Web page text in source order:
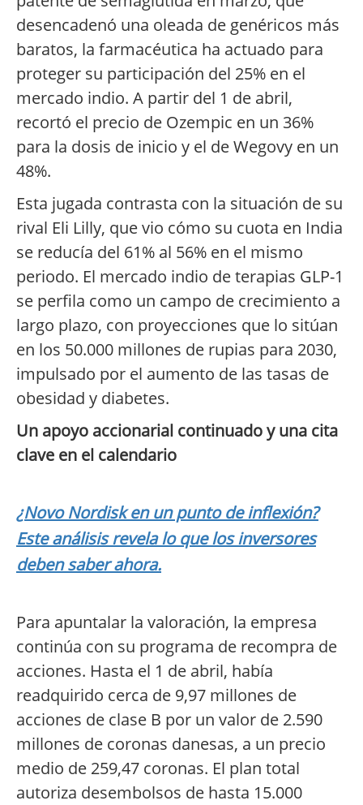
desencadenó una oleada de genéricos más
baratos, la farmacéutica ha actuado para
proteger su participación del 25% en el
mercado indio. A partir del 1 de abril,
recortó el precio de Ozempic en un 36%
para la dosis de inicio y el de Wegovy en un
48%.
Esta jugada contrasta con la situación de su
rival Eli Lilly, que vio cómo su cuota en India
se reducía del 61% al 56% en el mismo
periodo. El mercado indio de terapias GLP-1
se perfila como un campo de crecimiento a
largo plazo, con proyecciones que lo sitúan
en los 50.000 millones de rupias para 2030,
impulsado por el aumento de las tasas de
obesidad y diabetes.
Un apoyo accionarial continuado y una cita
clave en el calendario
¿Novo Nordisk en un punto de inflexión?
Este análisis revela lo que los inversores
deben saber ahora.
Para apuntalar la valoración, la empresa
continúa con su programa de recompra de
acciones. Hasta el 1 de abril, había
readquirido cerca de 9,97 millones de
acciones de clase B por un valor de 2.590
millones de coronas danesas, a un precio
medio de 259,47 coronas. El plan total
autoriza desembolsos de hasta 15.000